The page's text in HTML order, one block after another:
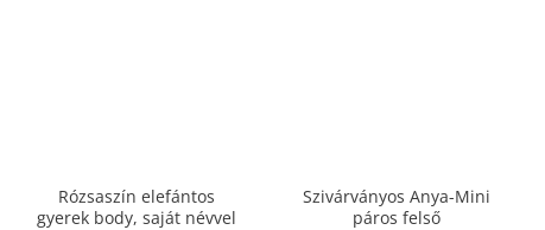
Rózsaszín elefántos
gyerek body, saját névvel
Szivárványos Anya-Mini
páros felső